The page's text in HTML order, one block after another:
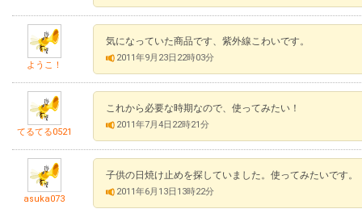
ようこ！
気になっていた商品です、紫外線こわいです。
2011年9月23日22時03分
てるてる0521
これから必要な時期なので、使ってみたい！
2011年7月4日22時21分
asuka073
子供の日焼け止めを探していました。使ってみたいです。
2011年6月13日13時22分